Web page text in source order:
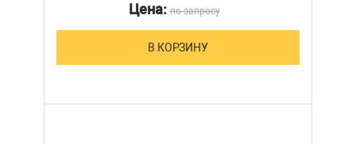
Цена:по запросу
В КОРЗИНУ